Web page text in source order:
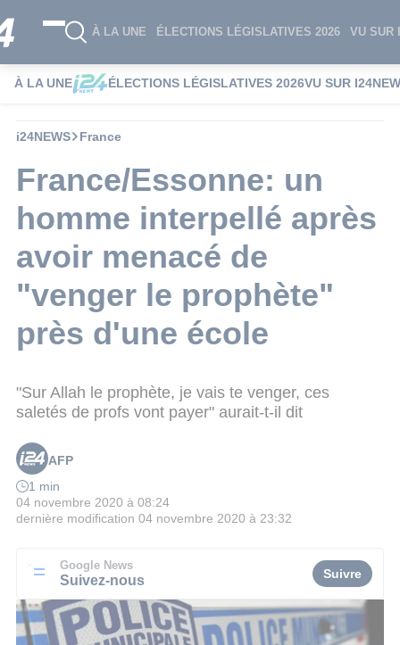
À LA UNE ÉLECTIONS LÉGISLATIVES 2026 VU SUR
À LA UNE ÉLECTIONS LÉGISLATIVES 2026VU SUR
i24NEWS France
France/Essonne: un
homme interpellé après
avoir menacé de
"venger le prophète"
près d'une école
"Sur Allah le prophète, je vais te venger, ces
saletés de profs vont payer" aurait-t-il dit
AFP
1 min
04 novembre 2020 à 08:24
dernière modification 04 novembre 2020 à 23:32
Google News
Suivez-nous Suivre